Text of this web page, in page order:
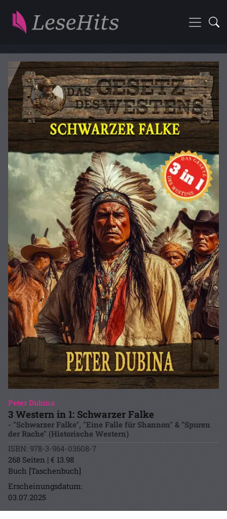
Peter Dubina
3 Western in 1: Schwarzer Falke
- "Schwarzer Falke", "Eine Falle für Shannon" & "Spuren
der Rache" (Historische Western)
ISBN: 978-3-964-03608-7
268 Seiten | € 13.98
Buch [Taschenbuch]
Erscheinungsdatum:
03.07.2025